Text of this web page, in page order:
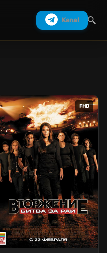
Kanal
FHD